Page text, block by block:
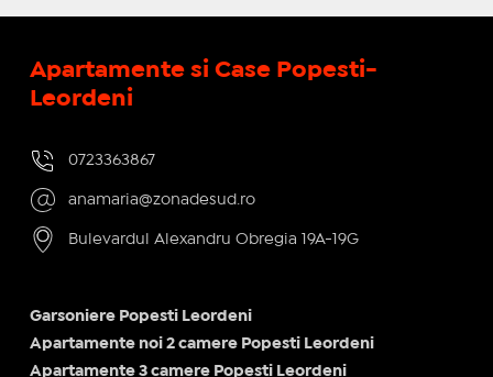
Apartamente si Case Popesti-
Leordeni
0723363867
anamaria@zonadesud.ro
Bulevardul Alexandru Obregia 19A-19G
Garsoniere Popesti Leordeni
Apartamente noi 2 camere Popesti Leordeni
Apartamente 3 camere Popesti Leordeni